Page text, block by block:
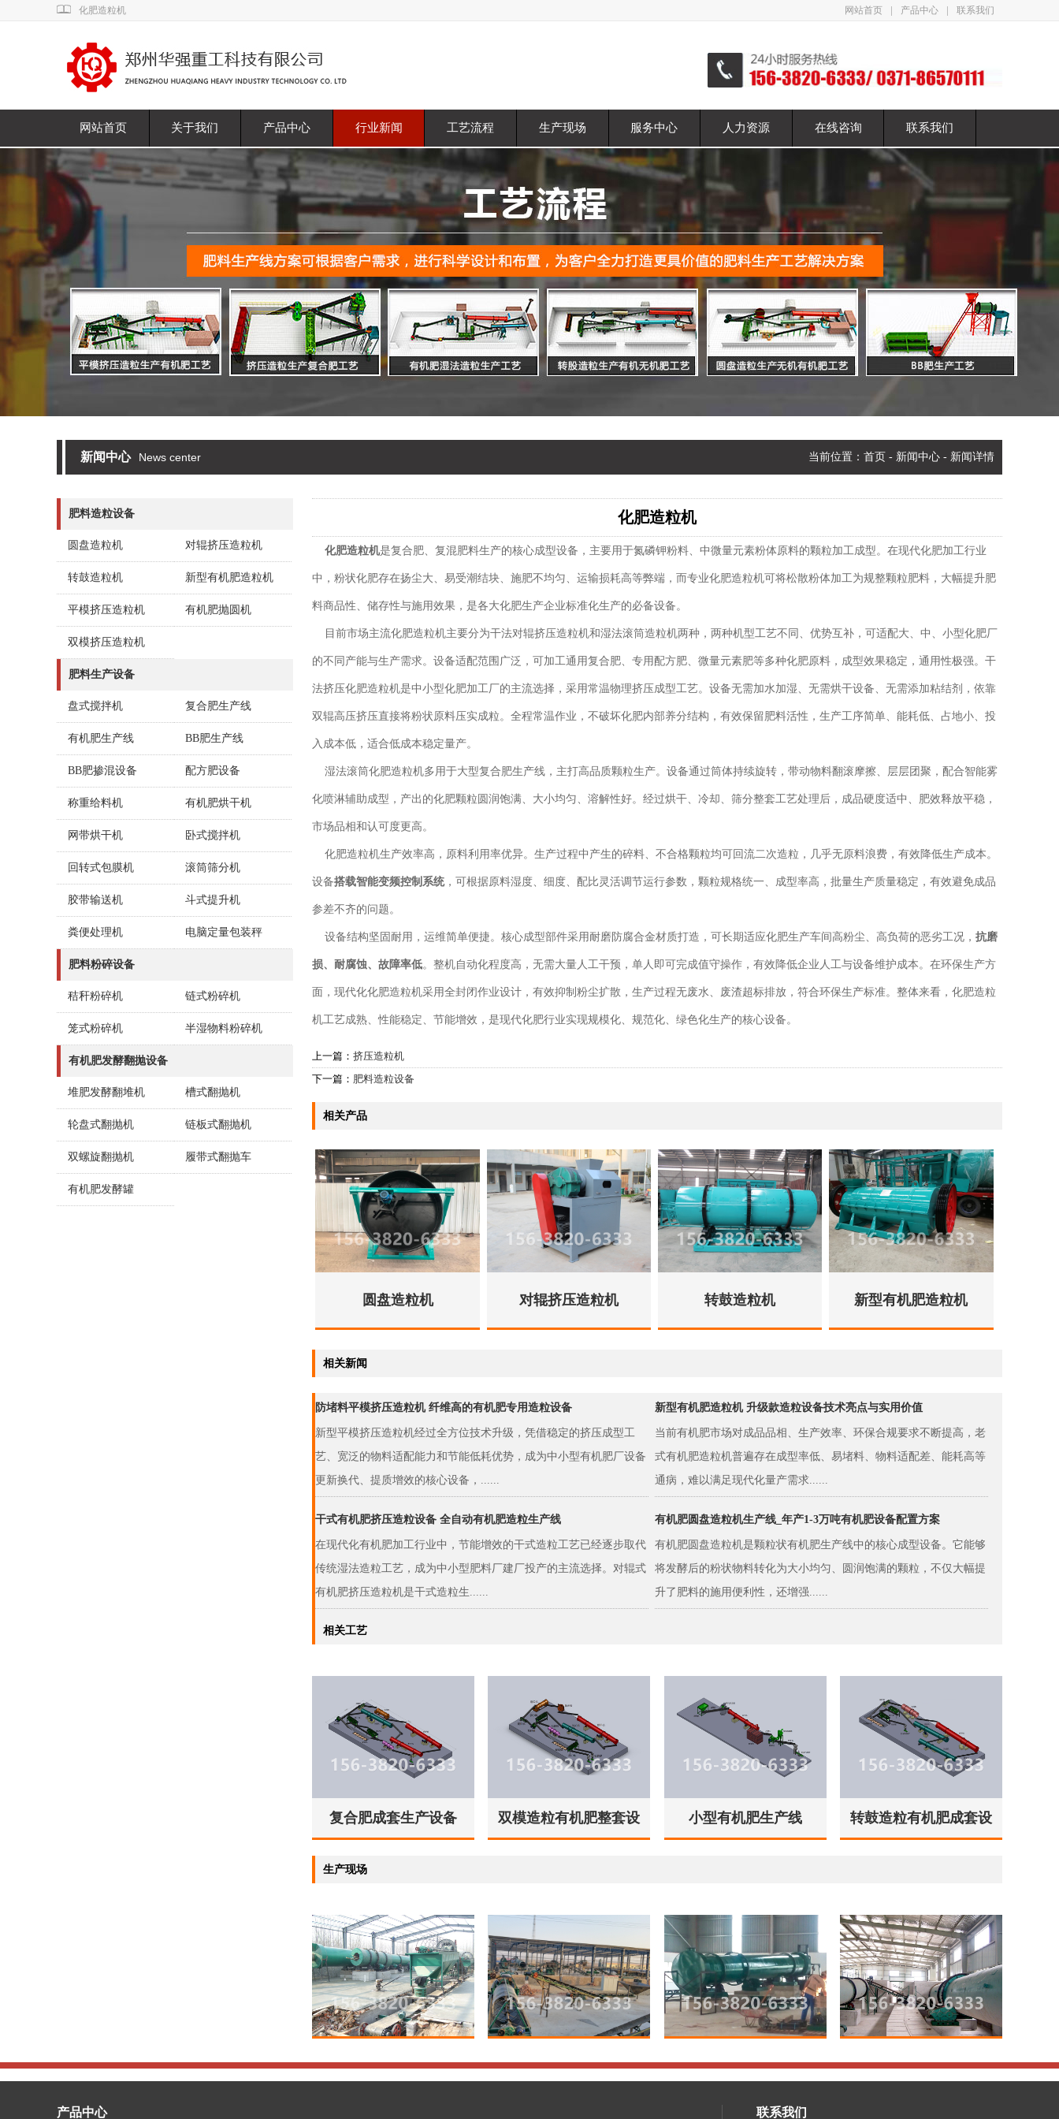
化肥造粒机 网站首页 | 产品中心 | 联系我们
网站首页 关于我们 产品中心 行业新闻 工艺流程 生产现场 服务中心 人力资源 在线咨询 联系我们
当前位置： 首页 - 新闻中心 - 新闻详情
新闻中心 News center
化肥造粒机
化肥造粒机是复合肥、复混肥料生产的核心成型设备，主要用于氮磷钾粉料、中微量元素粉体原料的颗粒加工成型。在现代化肥加工行业
中，粉状化肥存在扬尘大、易受潮结块、施肥不均匀、运输损耗高等弊端，而专业化肥造粒机可将松散粉体加工为规整颗粒肥料，大幅提升肥
料商品性、储存性与施用效果，是各大化肥生产企业标准化生产的必备设备。
目前市场主流化肥造粒机主要分为干法对辊挤压造粒机和湿法滚筒造粒机两种，两种机型工艺不同、优势互补，可适配大、中、小型化肥厂
的不同产能与生产需求。设备适配范围广泛，可加工通用复合肥、专用配方肥、微量元素肥等多种化肥原料，成型效果稳定，通用性极强。干
法挤压化肥造粒机是中小型化肥加工厂的主流选择，采用常温物理挤压成型工艺。设备无需加水加湿、无需烘干设备、无需添加粘结剂，依靠
双辊高压挤压直接将粉状原料压实成粒。全程常温作业，不破坏化肥内部养分结构，有效保留肥料活性，生产工序简单、能耗低、占地小、投
入成本低，适合低成本稳定量产。
湿法滚筒化肥造粒机多用于大型复合肥生产线，主打高品质颗粒生产。设备通过筒体持续旋转，带动物料翻滚摩擦、层层团聚，配合智能雾
化喷淋辅助成型，产出的化肥颗粒圆润饱满、大小均匀、溶解性好。经过烘干、冷却、筛分整套工艺处理后，成品硬度适中、肥效释放平稳，
市场品相和认可度更高。
化肥造粒机生产效率高，原料利用率优异。生产过程中产生的碎料、不合格颗粒均可回流二次造粒，几乎无原料浪费，有效降低生产成本。
设备搭载智能变频控制系统，可根据原料湿度、细度、配比灵活调节运行参数，颗粒规格统一、成型率高，批量生产质量稳定，有效避免成品
参差不齐的问题。
设备结构坚固耐用，运维简单便捷。核心成型部件采用耐磨防腐合金材质打造，可长期适应化肥生产车间高粉尘、高负荷的恶劣工况， 抗磨
损、耐腐蚀、故障率低。整机自动化程度高，无需大量人工干预，单人即可完成值守操作，有效降低企业人工与设备维护成本。在环保生产方
面，现代化化肥造粒机采用全封闭作业设计，有效抑制粉尘扩散，生产过程无废水、废渣超标排放，符合环保生产标准。整体来看，化肥造粒
机工艺成熟、性能稳定、节能增效，是现代化肥行业实现规模化、规范化、绿色化生产的核心设备。
上一篇： 挤压造粒机
下一篇： 肥料造粒设备
相关产品
圆盘造粒机 对辊挤压造粒机 转鼓造粒机 新型有机肥造粒机
相关新闻
防堵料平模挤压造粒机 纤维高的有机肥专用造粒设备
新型平模挤压造粒机经过全方位技术升级，凭借稳定的挤压成型工
艺、宽泛的物料适配能力和节能低耗优势，成为中小型有机肥厂设备
更新换代、提质增效的核心设备，......
新型有机肥造粒机 升级款造粒设备技术亮点与实用价值
当前有机肥市场对成品品相、生产效率、环保合规要求不断提高，老
式有机肥造粒机普遍存在成型率低、易堵料、物料适配差、能耗高等
通病，难以满足现代化量产需求......
干式有机肥挤压造粒设备 全自动有机肥造粒生产线
在现代化有机肥加工行业中，节能增效的干式造粒工艺已经逐步取代
传统湿法造粒工艺，成为中小型肥料厂建厂投产的主流选择。对辊式
有机肥挤压造粒机是干式造粒生......
有机肥圆盘造粒机生产线_年产1-3万吨有机肥设备配置方案
有机肥圆盘造粒机是颗粒状有机肥生产线中的核心成型设备。它能够
将发酵后的粉状物料转化为大小均匀、圆润饱满的颗粒，不仅大幅提
升了肥料的施用便利性，还增强......
相关工艺
复合肥成套生产设备
双模造粒有机肥整套设
备
小型有机肥生产线
转鼓造粒有机肥成套设
备
生产现场
肥料造粒设备
圆盘造粒机 对辊挤压造粒机
转鼓造粒机 新型有机肥造粒机
平模挤压造粒机 有机肥抛圆机
双模挤压造粒机
肥料生产设备
盘式搅拌机 复合肥生产线
有机肥生产线 BB肥生产线
BB肥掺混设备 配方肥设备
称重给料机 有机肥烘干机
网带烘干机 卧式搅拌机
回转式包膜机 滚筒筛分机
胶带输送机 斗式提升机
粪便处理机 电脑定量包装秤
肥料粉碎设备
秸秆粉碎机 链式粉碎机
笼式粉碎机 半湿物料粉碎机
有机肥发酵翻抛设备
堆肥发酵翻堆机 槽式翻抛机
轮盘式翻抛机 链板式翻抛机
双螺旋翻抛机 履带式翻抛车
有机肥发酵罐
产品中心 联系我们